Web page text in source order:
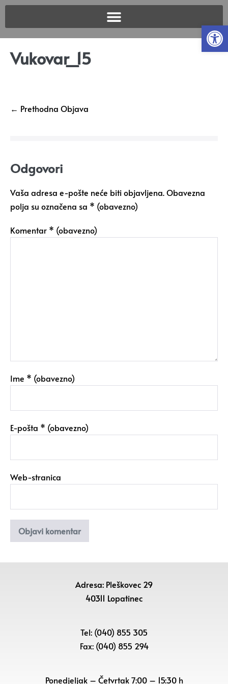
Vukovar_15
← Prethodna Objava
Odgovori
Vaša adresa e-pošte neće biti objavljena.Obavezna
polja su označena sa * (obavezno)
Komentar * (obavezno)
Ime * (obavezno)
E-pošta * (obavezno)
Web-stranica
Adresa: Pleškovec 29
40311 Lopatinec
Tel: (040) 855 305
Fax: (040) 855 294
Ponedjeljak – Četvrtak 7:00 – 15:30 h